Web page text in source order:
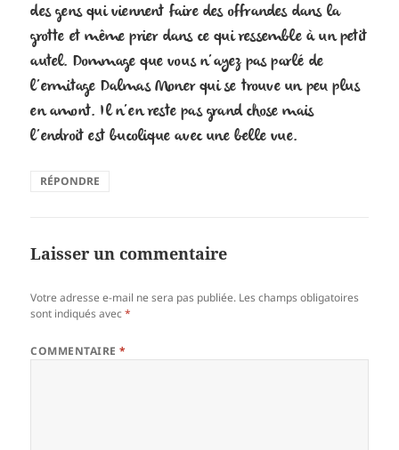
des gens qui viennent faire des offrandes dans la
grotte et même prier dans ce qui ressemble à un petit
autel. Dommage que vous n’ayez pas parlé de
l’ermitage Dalmas Moner qui se trouve un peu plus
en amont. Il n’en reste pas grand chose mais
l’endroit est bucolique avec une belle vue.
RÉPONDRE
Laisser un commentaire
Votre adresse e-mail ne sera pas publiée. Les champs obligatoires
sont indiqués avec*
COMMENTAIRE*